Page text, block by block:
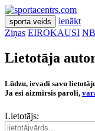
sporta veids
ienākt
Ziņas EIROKAUSI
Lietotāja
Lūdzu, ievadi savu
Ja esi aizmirsis paroli,
Lietotājs: